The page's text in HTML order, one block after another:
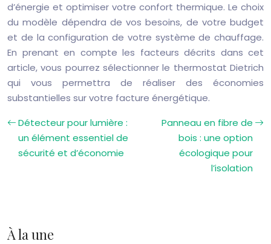
d’énergie et optimiser votre confort thermique. Le choix
du modèle dépendra de vos besoins, de votre budget
et de la configuration de votre système de chauffage.
En prenant en compte les facteurs décrits dans cet
article, vous pourrez sélectionner le thermostat Dietrich
qui vous permettra de réaliser des économies
substantielles sur votre facture énergétique.
Détecteur pour lumière :
un élément essentiel de
sécurité et d’économie
Panneau en fibre de
bois : une option
écologique pour
l’isolation
À la une